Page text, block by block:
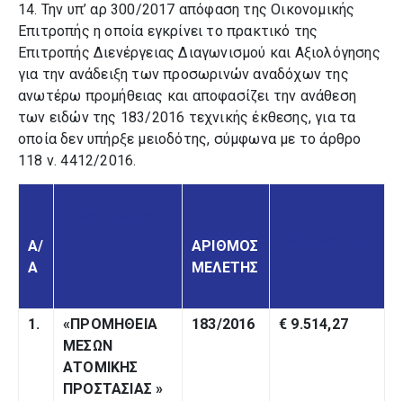
14. Την υπ’ αρ 300/2017 απόφαση της Οικονομικής
Επιτροπής η οποία εγκρίνει το πρακτικό της
Επιτροπής Διενέργειας Διαγωνισμού και Αξιολόγησης
για την ανάδειξη των προσωρινών αναδόχων της
ανωτέρω προμήθειας και αποφασίζει την ανάθεση
των ειδών της 183/2016 τεχνικής έκθεσης, για τα
οποία δεν υπήρξε μειοδότης, σύμφωνα με το άρθρο
118 ν. 4412/2016.
Α/
Α
ΑΡΙΘΜΟΣ
ΜΕΛΕΤΗΣ
1.
«ΠΡΟΜΗΘΕΙΑ
ΜΕΣΩΝ
ΑΤΟΜΙΚΗΣ
ΠΡΟΣΤΑΣΙΑΣ »
183/2016 € 9.514,27